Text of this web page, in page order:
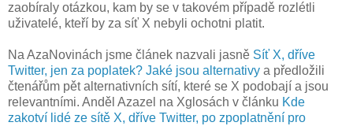
zaobíraly otázkou, kam by se v takovém případě rozlétli
uživatelé, kteří by za síť X nebyli ochotni platit.
Na AzaNovinách jsme článek nazvali jasně Síť X, dříve
Twitter, jen za poplatek? Jaké jsou alternativy a předložili
čtenářům pět alternativních sítí, které se X podobají a jsou
relevantními. Anděl Azazel na Xglosách v článku Kde
zakotví lidé ze sítě X, dříve Twitter, po zpoplatnění pro